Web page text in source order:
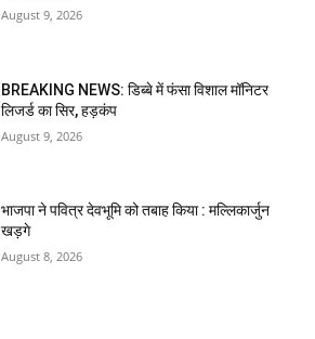
August 9, 2026
BREAKING NEWS: डिब्बे में फंसा विशाल मॉनिटर
लिजर्ड का सिर, हड़कंप
August 9, 2026
भाजपा ने पवित्र देवभूमि को तबाह किया : मल्लिकार्जुन
खड़गे
August 8, 2026